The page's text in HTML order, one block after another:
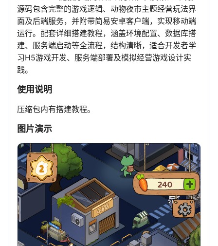
源码包含完整的游戏逻辑、动物夜市主题经营玩法界
面及后端服务，并附带简易安卓客户端，实现移动端
运行。配套详细搭建教程，涵盖环境配置、数据库搭
建、服务端启动等全流程，结构清晰，适合开发者学
习H5游戏开发、服务端部署及模拟经营游戏设计实
践。
使用说明
压缩包内有搭建教程。
图片演示